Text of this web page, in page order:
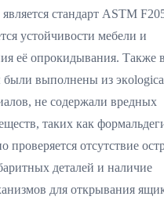
стандарт ASTM
устойчивости мебели и
её опрокидывания. Также
были выполнены из
не содержали вредных
таких как
проверяется отсутствие
деталей и наличие
для открывания